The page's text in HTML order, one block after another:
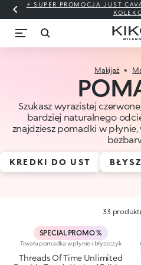
⚡ SUPER PROMOCJA JUST
Makijaż
Szukasz wyrazistej
bardziej naturalnego
znajdziesz pomadki w
KREDKI DO UST
33
SPECIAL PROMO %
Trwała pomadka w płynie i błyszczyk
Threads Of Time Unlimited